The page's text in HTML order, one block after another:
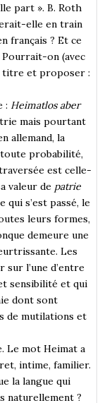
part ». B. Roth
elle en train
français ? Et ce
on (avec
titre et proposer :
: Heimatlos aber
mais pourtant
allemand, la
probabilité,
est celle-
valeur de patrie
qui s’est passé, le
leurs formes,
demeure une
Les
l’une d’entre
sensibilité et qui
dont sont
de mutilations et
Le mot Heimat a
intime, familier.
la langue qui
naturellement ?